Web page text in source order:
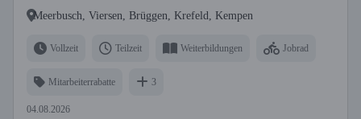
Meerbusch, Viersen, Brüggen, Krefeld, Kempen
Vollzeit Teilzeit Weiterbildungen Jobrad
Mitarbeiterrabatte 3
04.08.2026